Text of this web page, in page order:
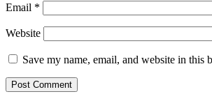
Email *
Website
Save my name, email, and website in this